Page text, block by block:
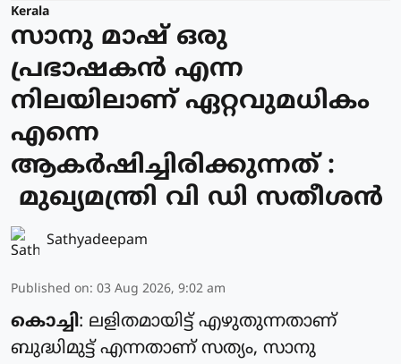
Kerala
സാനു മാഷ് ഒരു
പ്രഭാഷകൻ എന്ന
നിലയിലാണ് ഏറ്റവുമധികം
എന്നെ
ആകർഷിച്ചിരിക്കുന്നത് :
മുഖ്യമന്ത്രി വി ഡി സതീശൻ
Sathyadeepam
Published on: 03 Aug 2026, 9:02 am
കൊച്ചി: ലളിതമായിട്ട് എഴുതുന്നതാണ്
ബുദ്ധിമുട്ട് എന്നതാണ് സത്യം, സാനു